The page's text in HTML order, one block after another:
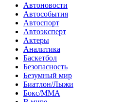
Автоновости
Автособытия
Автоспорт
Автоэксперт
Актеры
Аналитика
Баскетбол
Безопасность
Безумный мир
Биатлон/Лыжи
Бокс/MMA